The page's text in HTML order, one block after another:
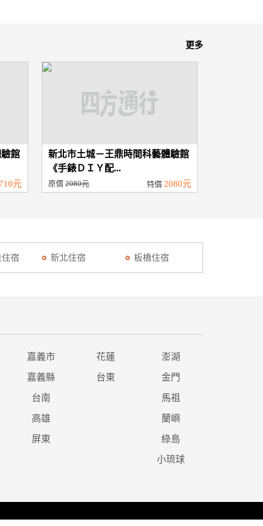
更多
館
元
新北市土城－王鼎時間科藝體驗館
《手錶ＤＩＹ配...
原價2080元 特價 2080元
宿 新北住宿 板橋住宿
嘉義市 花蓮 澎湖
嘉義縣 台東 金門
台南 馬祖
高雄 蘭嶼
屏東 綠島
小琉球